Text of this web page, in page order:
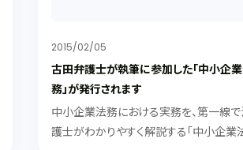
2015/02/05
古田弁護士が執筆に参加した「中小企
務」が発行されます
中小企業法務における実務を、第一線
護士がわかりやすく解説する「中小企業